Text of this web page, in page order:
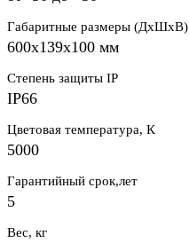
Габаритные размеры (ДхШхВ)
600х139х100 мм
Степень защиты IP
IP66
Цветовая температура, К
5000
Гарантийный срок,лет
5
Вес, кг